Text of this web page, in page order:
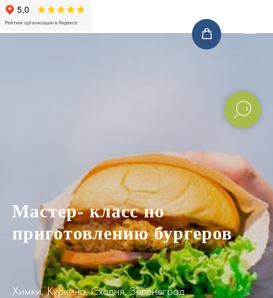
Мастер- класс по
приготовлению бургеров
Химки, Куркино, Сходня, Зеленоград